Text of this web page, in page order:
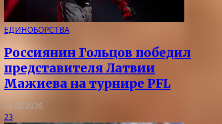
ЕДИНОБОРСТВА
Россиянин Гольцов победил
представителя Латвии
Мажиева на турнире PFL
08.08.2026
23